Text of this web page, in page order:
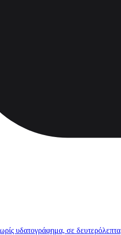
υδατογράφημα, σε δευτερόλεπτα